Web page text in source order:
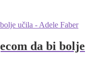
da bi bolje